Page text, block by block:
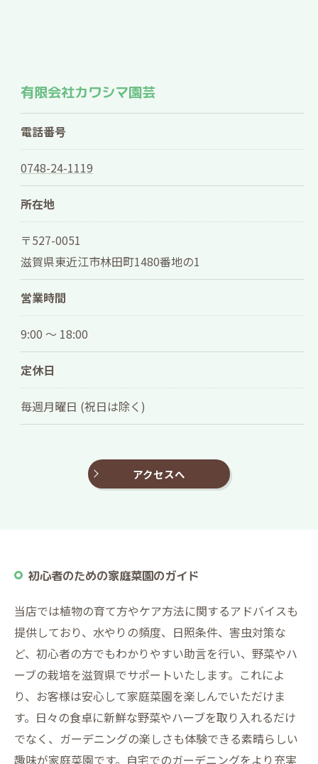
有限会社カワシマ園芸
電話番号
0748-24-1119
所在地
〒527-0051
滋賀県東近江市林田町1480番地の1
営業時間
9:00 ～ 18:00
定休日
毎週月曜日 (祝日は除く)
アクセスへ
初心者のための家庭菜園のガイド
当店では植物の育て方やケア方法に関するアドバイスも
提供しており、水やりの頻度、日照条件、害虫対策な
ど、初心者の方でもわかりやすい助言を行い、野菜やハ
ーブの栽培を滋賀県でサポートいたします。これによ
り、お客様は安心して家庭菜園を楽しんでいただけま
す。日々の食卓に新鮮な野菜やハーブを取り入れるだけ
でなく、ガーデニングの楽しさも体験できる素晴らしい
趣味が家庭菜園です。自宅でのガーデニングをより充実